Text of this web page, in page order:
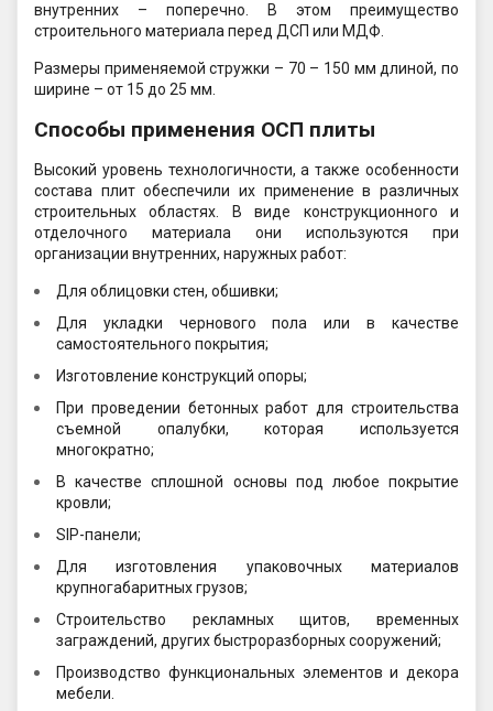
внутренних – поперечно. В этом преимущество
строительного материала перед ДСП или МДФ.
Размеры применяемой стружки – 70 – 150 мм длиной, по
ширине – от 15 до 25 мм.
Способы применения ОСП плиты
Высокий уровень технологичности, а также особенности
состава плит обеспечили их применение в различных
строительных областях. В виде конструкционного и
отделочного материала они используются при
организации внутренних, наружных работ:
Для облицовки стен, обшивки;
Для укладки чернового пола или в качестве
самостоятельного покрытия;
Изготовление конструкций опоры;
При проведении бетонных работ для строительства
съемной опалубки, которая используется
многократно;
В качестве сплошной основы под любое покрытие
кровли;
SIP-панели;
Для изготовления упаковочных материалов
крупногабаритных грузов;
Строительство рекламных щитов, временных
заграждений, других быстроразборных сооружений;
Производство функциональных элементов и декора
мебели.